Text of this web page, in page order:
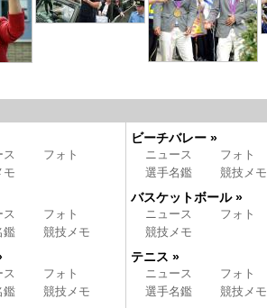
ス
フォト
モ
ス
フォト
鑑
競技メモ
ス
フォト
鑑
競技メモ
ビーチバレー »
ニュース
フォト
選手名鑑
競技メモ
バスケットボール »
ニュース
フォト
競技メモ
テニス »
ニュース
フォト
選手名鑑
競技メモ